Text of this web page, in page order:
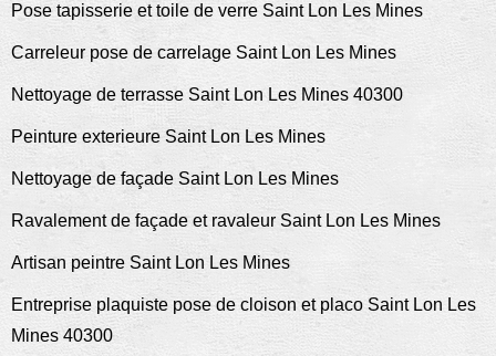
Pose tapisserie et toile de verre Saint Lon Les Mines
Carreleur pose de carrelage Saint Lon Les Mines
Nettoyage de terrasse Saint Lon Les Mines 40300
Peinture exterieure Saint Lon Les Mines
Nettoyage de façade Saint Lon Les Mines
Ravalement de façade et ravaleur Saint Lon Les Mines
Artisan peintre Saint Lon Les Mines
Entreprise plaquiste pose de cloison et placo Saint Lon Les
Mines 40300